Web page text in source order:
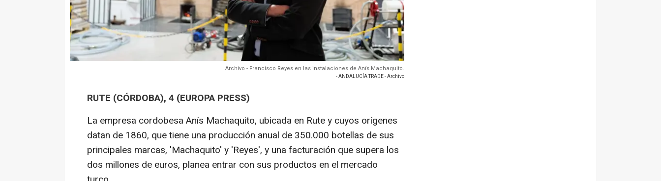
Archivo - Francisco Reyes en las instalaciones de Anís Machaquito.
- ANDALUCÍA TRADE - Archivo
RUTE (CÓRDOBA), 4 (EUROPA PRESS)
La empresa cordobesa Anís Machaquito, ubicada en Rute y cuyos orígenes
datan de 1860, que tiene una producción anual de 350.000 botellas de sus
principales marcas, 'Machaquito' y 'Reyes', y una facturación que supera los
dos millones de euros, planea entrar con sus productos en el mercado